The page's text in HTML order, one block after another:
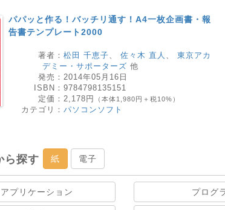
パパッと作る！バッチリ通す！A4一枚企画書・報
告書テンプレート2000
著者： 松田 千恵子、 佐々木 直人 、 東京アカ
デミー・サポーターズ 他
発売： 2014年05月16日
ISBN： 9784798135151
定価： 2,178円 （本体1,980円＋税10%）
カテゴリ： パソコンソフト
ら探す 紙 電子
プリケーション プログ